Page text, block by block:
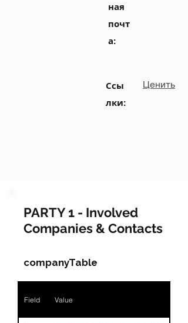
ная
почт
а:
Ссы
лки:
Ценить
PARTY 1 - Involved
Companies & Contacts
companyTable
Field Value